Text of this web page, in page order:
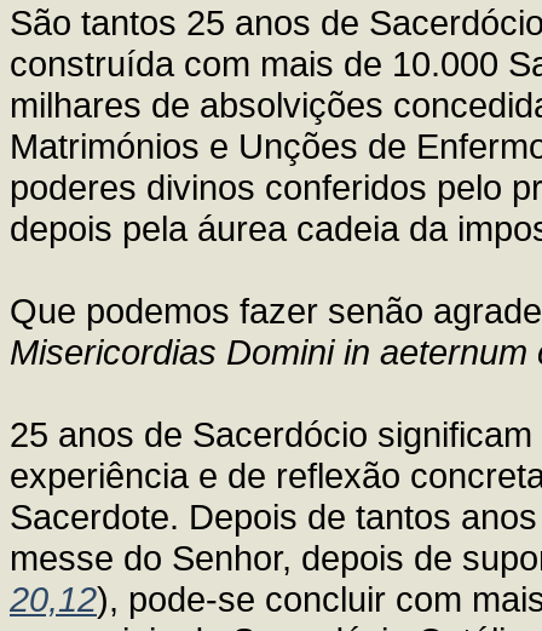
São tantos 25 anos de
construída com mais de 10.000
milhares de absolvições
Matrimónios e Unções de
poderes divinos conferidos pelo
depois pela áurea cadeia da
Que podemos fazer senão
Misericordias Domini in aeternum
25 anos de Sacerdócio
experiência e de reflexão
Sacerdote. Depois de tantos
messe do Senhor, depois de
20,12), pode-se concluir com